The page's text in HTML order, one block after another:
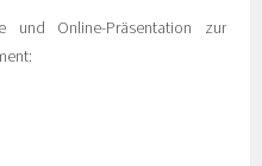
und Online-Präsentation zur